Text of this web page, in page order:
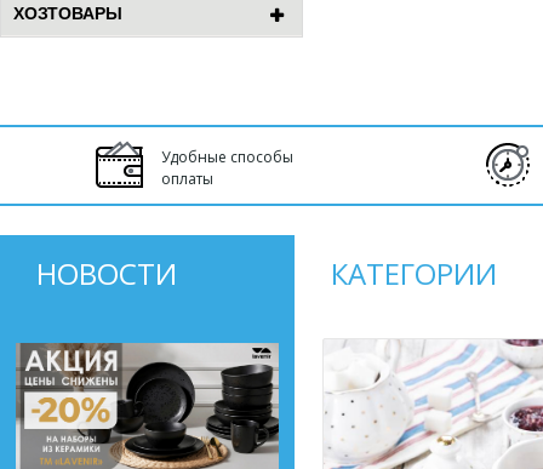
ХОЗТОВАРЫ
Удобные способы
оплаты
НОВОСТИ КАТЕГОРИИ